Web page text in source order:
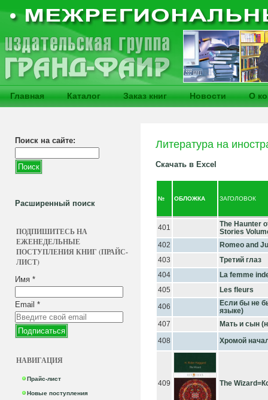
Главная Каталог Заказ книг Новости О
Поиск на сайте:
Расширенный поиск
ПОДПИШИТЕСЬ НА
ЕЖЕНЕДЕЛЬНЫЕ
ПОСТУПЛЕНИЯ КНИГ (ПРАЙС-
ЛИСТ)
Имя *
Email *
НАВИГАЦИЯ
Прайс-лист
Новые поступления
Литература на
Скачать в Excel
№ ОБЛОЖКА ЗАГОЛОВОК
401
The Haunter
Stories
402
Romeo and
403
Третий глаз
404
La femme
405
Les fleurs
406
Если бы не
языке)
407
Мать и сын
408
Хромой
409 The